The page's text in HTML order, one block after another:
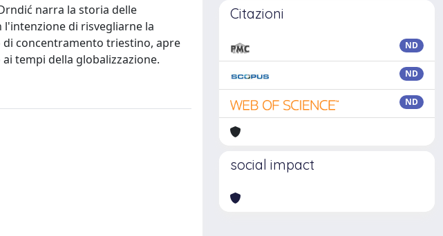
narra la storia delle
l'intenzione di risvegliarne la
di concentramento triestino, apre
tempi della globalizzazione.
Citazioni
ND
ND
ND
social impact